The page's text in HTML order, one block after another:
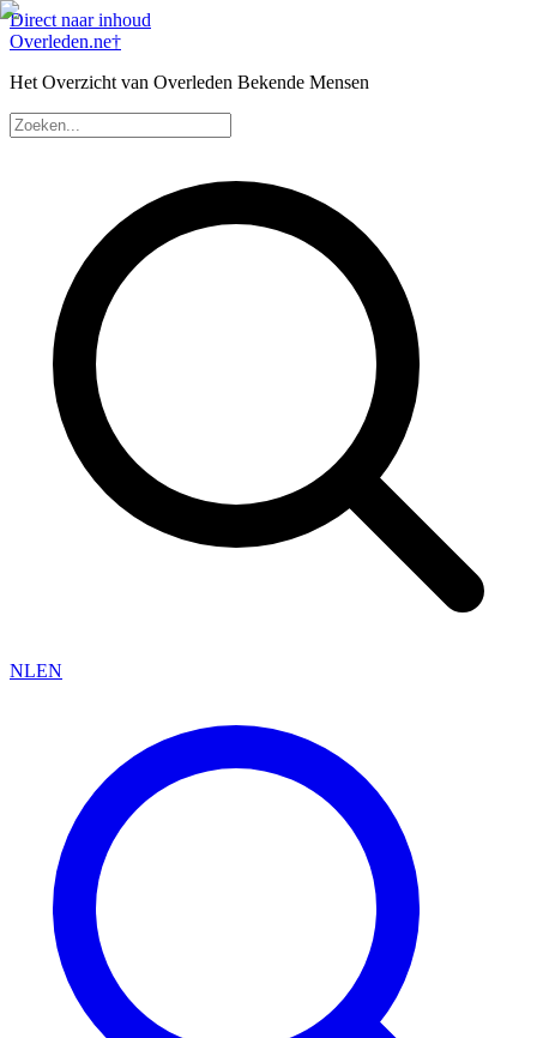
Direct naar inhoud
Overleden.ne†
Het Overzicht van Overleden Bekende Mensen
NLEN